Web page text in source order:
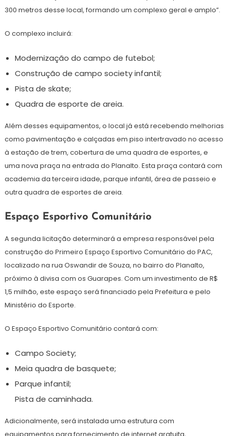
300 metros desse local, formando um complexo geral e amplo”.
O complexo incluirá:
Modernização do campo de futebol;
Construção de campo society infantil;
Pista de skate;
Quadra de esporte de areia.
Além desses equipamentos, o local já está recebendo melhorias
como pavimentação e calçadas em piso intertravado no acesso
à estação de trem, cobertura de uma quadra de esportes, e
uma nova praça na entrada do Planalto. Esta praça contará com
academia da terceira idade, parque infantil, área de passeio e
outra quadra de esportes de areia.
Espaço Esportivo Comunitário
A segunda licitação determinará a empresa responsável pela
construção do Primeiro Espaço Esportivo Comunitário do PAC,
localizado na rua Oswandir de Souza, no bairro do Planalto,
próximo à divisa com os Guarapes. Com um investimento de R$
1,5 milhão, este espaço será financiado pela Prefeitura e pelo
Ministério do Esporte.
O Espaço Esportivo Comunitário contará com:
Campo Society;
Meia quadra de basquete;
Parque infantil;
Pista de caminhada.
Adicionalmente, será instalada uma estrutura com